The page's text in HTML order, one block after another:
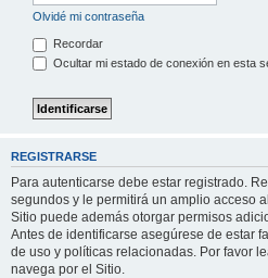
Olvidé mi contraseña
Recordar
Ocultar mi estado de conexión en esta
REGISTRARSE
Para autenticarse debe estar registrado.
segundos y le permitirá un amplio acceso
Sitio puede además otorgar permisos
Antes de identificarse asegúrese de estar
de uso y políticas relacionadas. Por favor
navega por el Sitio.